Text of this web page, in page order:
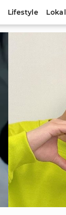
Lifestyle Lokal